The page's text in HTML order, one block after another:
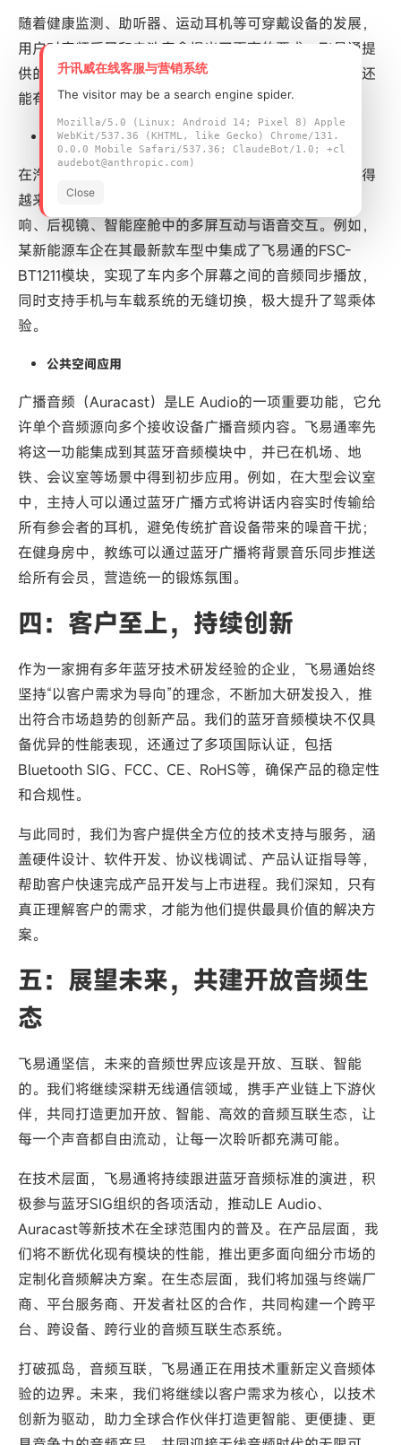
随着健康监测、助听器、运动耳机等可穿戴设备的发展，
用户对音频质量和电池寿命提出了更高的要求。飞易通提
供的低功耗蓝牙音频模块，不仅支持高质量音频传输，还
能有效延长设备续航时间。
汽车电子
在汽车智能化的大趋势下，车载音频系统的互联互通变得
越来越重要。飞易通的蓝牙音频模块广泛应用于车载音
响、后视镜、智能座舱中的多屏互动与语音交互。例如，
某新能源车企在其最新款车型中集成了飞易通的FSC-
BT1211模块，实现了车内多个屏幕之间的音频同步播放，
同时支持手机与车载系统的无缝切换，极大提升了驾乘体
验。
公共空间应用
广播音频（Auracast）是LE Audio的一项重要功能，它允
许单个音频源向多个接收设备广播音频内容。飞易通率先
将这一功能集成到其蓝牙音频模块中，并已在机场、地
铁、会议室等场景中得到初步应用。例如，在大型会议室
中，主持人可以通过蓝牙广播方式将讲话内容实时传输给
所有参会者的耳机，避免传统扩音设备带来的噪音干扰；
在健身房中，教练可以通过蓝牙广播将背景音乐同步推送
给所有会员，营造统一的锻炼氛围。
四：客户至上，持续创新
作为一家拥有多年蓝牙技术研发经验的企业，飞易通始终
坚持“以客户需求为导向”的理念，不断加大研发投入，推
出符合市场趋势的创新产品。我们的蓝牙音频模块不仅具
备优异的性能表现，还通过了多项国际认证，包括
Bluetooth SIG、FCC、CE、RoHS等，确保产品的稳定性
和合规性。
与此同时，我们为客户提供全方位的技术支持与服务，涵
盖硬件设计、软件开发、协议栈调试、产品认证指导等，
帮助客户快速完成产品开发与上市进程。我们深知，只有
真正理解客户的需求，才能为他们提供最具价值的解决方
案。
五：展望未来，共建开放音频生
态
飞易通坚信，未来的音频世界应该是开放、互联、智能
的。我们将继续深耕无线通信领域，携手产业链上下游伙
伴，共同打造更加开放、智能、高效的音频互联生态，让
每一个声音都自由流动，让每一次聆听都充满可能。
在技术层面，飞易通将持续跟进蓝牙音频标准的演进，积
极参与蓝牙SIG组织的各项活动，推动LE Audio、
Auracast等新技术在全球范围内的普及。在产品层面，我
们将不断优化现有模块的性能，推出更多面向细分市场的
定制化音频解决方案。在生态层面，我们将加强与终端厂
商、平台服务商、开发者社区的合作，共同构建一个跨平
台、跨设备、跨行业的音频互联生态系统。
打破孤岛，音频互联，飞易通正在用技术重新定义音频体
验的边界。未来，我们将继续以客户需求为核心，以技术
创新为驱动，助力全球合作伙伴打造更智能、更便捷、更
升讯威在线客服与营销系统
The visitor may be a search engine spider.
Mozilla/5.0 (Linux; Android 14; Pixel 8) Apple
WebKit/537.36 (KHTML, like Gecko) Chrome/131.
0.0.0 Mobile Safari/537.36; ClaudeBot/1.0; +cl
audebot@anthropic.com)
Close